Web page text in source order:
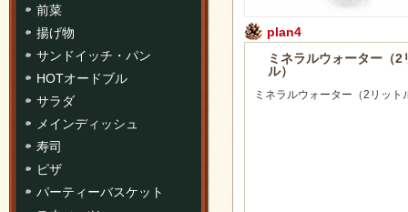
前菜
揚げ物
サンドイッチ・パン
HOTオードブル
サラダ
メインディッシュ
寿司
ピザ
パーティーバスケット
plan4
ミネラルウォーター（2
ル）
ミネラルウォーター（2リット